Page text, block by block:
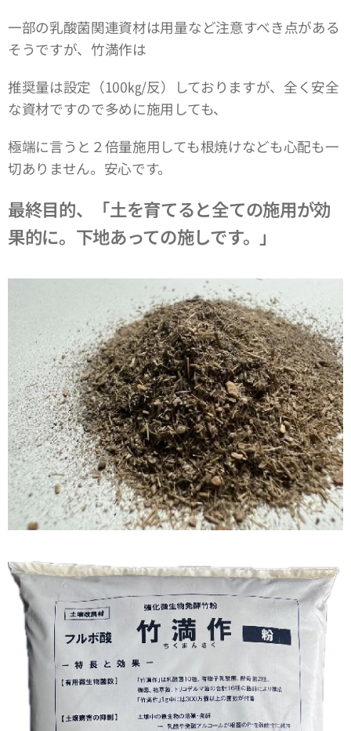
一部の乳酸菌関連資材は用量など注意すべき点がある
そうですが、竹満作は
推奨量は設定（100㎏/反）しておりますが、全く安全
な資材ですので多めに施用しても、
極端に言うと２倍量施用しても根焼けなども心配も一
切ありません。安心です。
最終目的、「土を育てると全ての施用が効
果的に。下地あっての施しです。」